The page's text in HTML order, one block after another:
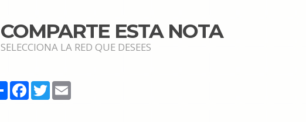
COMPARTE ESTA NOTA
SELECCIONA LA RED QUE DESEES
ShareFacebook
TwitterEmail